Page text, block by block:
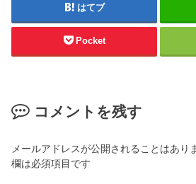
はてブ
Pocket
コメントを残す
メールアドレスが公開されることはあり
欄は必須項目です